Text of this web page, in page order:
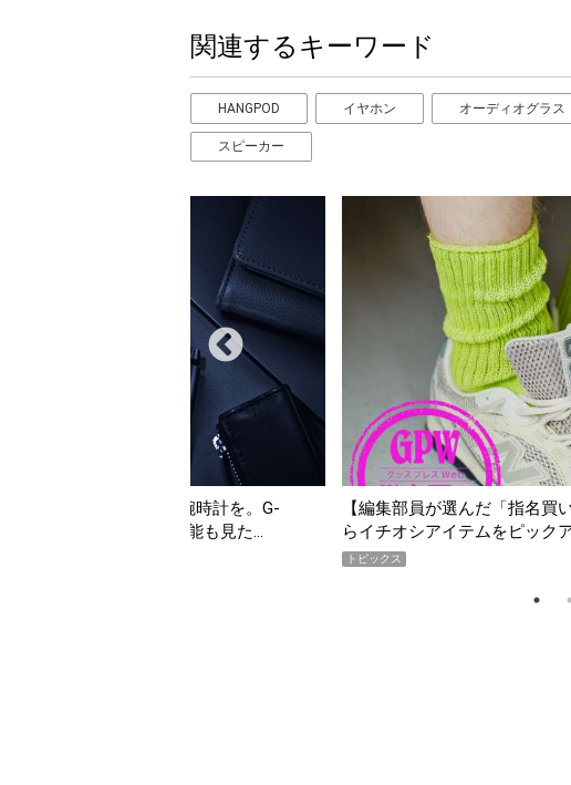
関連するキーワード
HANGPOD イヤホン オーディオグラス
スピーカー
【編集部員が選んだ「指名買い」】2026年7月
らイチオシアイテムをピックアップ！